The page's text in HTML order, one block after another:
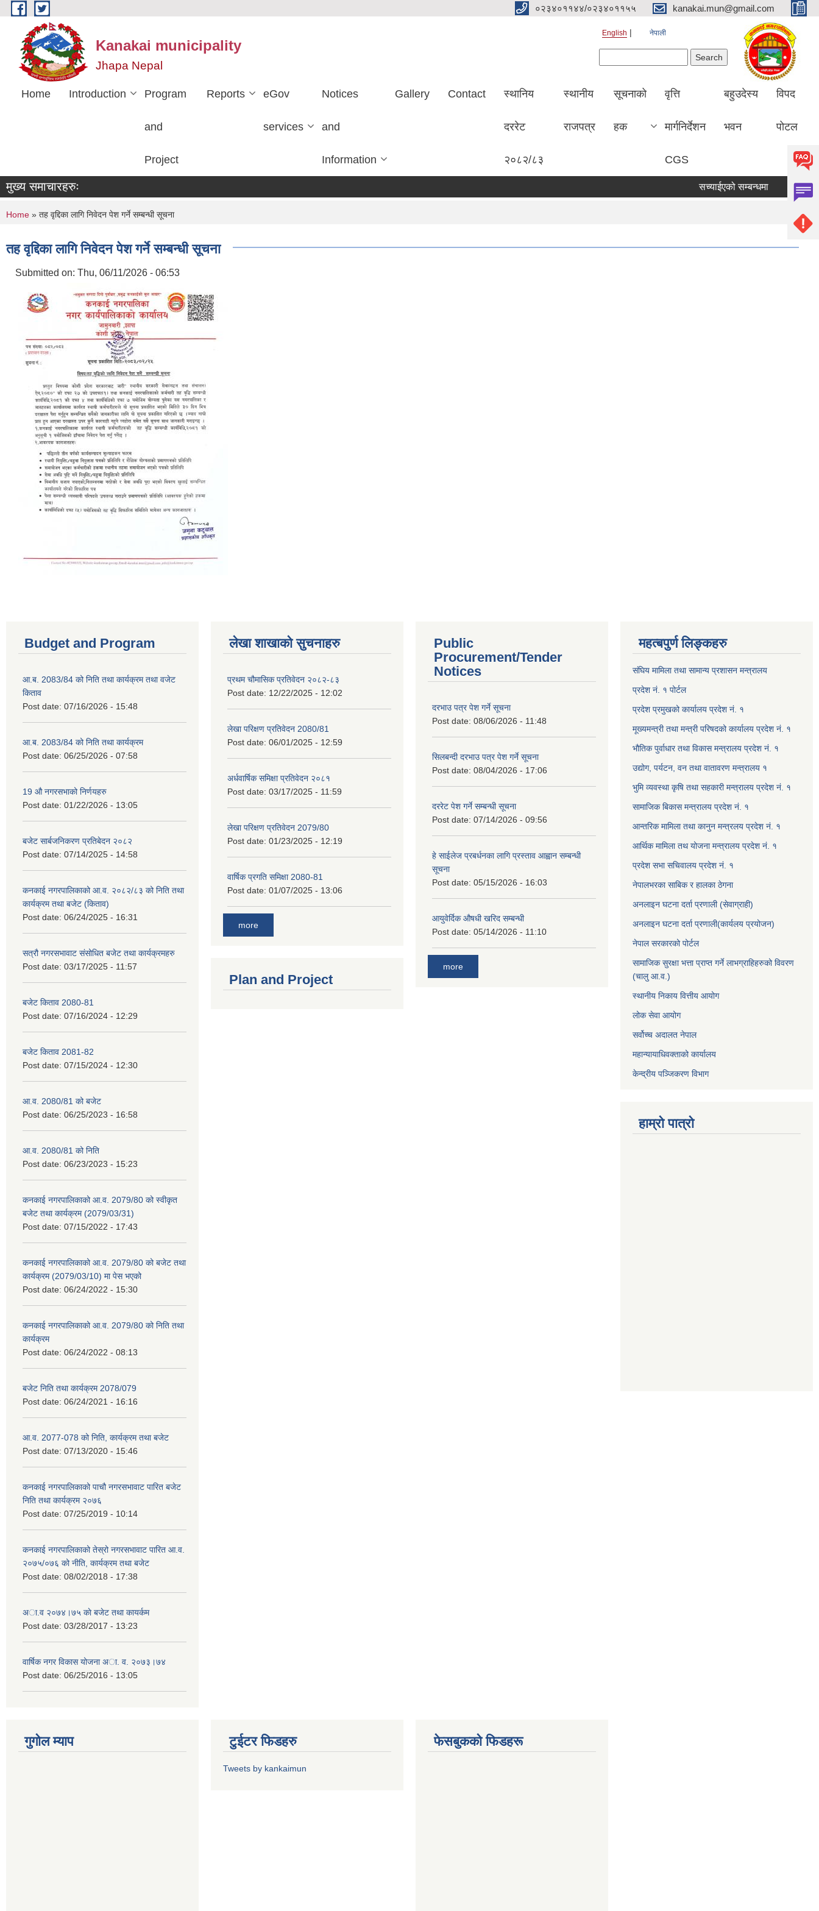
Skip to main content ०२३४०११४४/०२३४०११५५ kanakai.mun@gmail.com
Kanakai municipality
Jhapa Nepal
English नेपाली
Home Introduction Program
and
Project
Reports eGov
services
Notices
and
Information
Gallery Contact स्थानिय
दररेट
२०८२/८३
स्थानीय
राजपत्र
सूचनाको
हक
वृत्ति
मार्गनिर्देशन
CGS
बहुउदेस्य
भवन
विपद
पोटल
मुख्य समाचारहरुः सच्याईएको सम्बन्धमा दरभाउ पत्र
You are here
Home » तह वृद्दिका लागि निवेदन पेश गर्ने सम्बन्धी सूचना
तह वृद्दिका लागि निवेदन पेश गर्ने सम्बन्धी सूचना
Submitted on: Thu, 06/11/2026 - 06:53
Budget and Program
आ.ब. 2083/84 को निति तथा कार्यक्रम तथा वजेट
किताव
Post date: 07/16/2026 - 15:48
आ.ब. 2083/84 को निति तथा कार्यक्रम
Post date: 06/25/2026 - 07:58
19 औ नगरसभाको निर्णयहरु
Post date: 01/22/2026 - 13:05
बजेट सार्बजनिकरण प्रतिबेदन २०८२
Post date: 07/14/2025 - 14:58
कनकाई नगरपालिकाको आ.व. २०८२/८३ को निति तथा
कार्यक्रम तथा बजेट (किताव)
Post date: 06/24/2025 - 16:31
सत्रौ नगरसभावाट संसोधित बजेट तथा कार्यक्रमहरु
Post date: 03/17/2025 - 11:57
बजेट किताव 2080-81
Post date: 07/16/2024 - 12:29
बजेट किताव 2081-82
Post date: 07/15/2024 - 12:30
आ.व. 2080/81 को बजेट
Post date: 06/25/2023 - 16:58
आ.व. 2080/81 को निति
Post date: 06/23/2023 - 15:23
कनकाई नगरपालिकाको आ.व. 2079/80 को स्वीकृत
बजेट तथा कार्यक्रम (2079/03/31)
Post date: 07/15/2022 - 17:43
कनकाई नगरपालिकाको आ.व. 2079/80 को बजेट तथा
कार्यक्रम (2079/03/10) मा पेस भएको
Post date: 06/24/2022 - 15:30
कनकाई नगरपालिकाको आ.व. 2079/80 को निति तथा
कार्यक्रम
Post date: 06/24/2022 - 08:13
बजेट निति तथा कार्यक्रम 2078/079
Post date: 06/24/2021 - 16:16
आ.व. 2077-078 को निति, कार्यक्रम तथा बजेट
Post date: 07/13/2020 - 15:46
कनकाई नगरपालिकाको पाचौ नगरसभावाट पारित बजेट
निति तथा कार्यक्रम २०७६
Post date: 07/25/2019 - 10:14
कनकाई नगरपालिकाको तेस्रो नगरसभावाट पारित आ.व.
२०७५/०७६ को नीति, कार्यक्रम तथा बजेट
Post date: 08/02/2018 - 17:38
अा.व २०७४।७५ काे बजेट तथा कायर्कम
Post date: 03/28/2017 - 13:23
वार्षिक नगर विकास योजना अा. व. २०७३।७४
Post date: 06/25/2016 - 13:05
लेखा शाखाको सुचनाहरु
प्रथम चौमासिक प्रतिवेदन २०८२-८३
Post date: 12/22/2025 - 12:02
लेखा परिक्षण प्रतिवेदन 2080/81
Post date: 06/01/2025 - 12:59
अर्धवार्षिक समिक्षा प्रतिवेदन २०८१
Post date: 03/17/2025 - 11:59
लेखा परिक्षण प्रतिवेदन 2079/80
Post date: 01/23/2025 - 12:19
वार्षिक प्रगति समिक्षा 2080-81
Post date: 01/07/2025 - 13:06
more
Plan and Project
Public
Procurement/Tender
Notices
दरभाउ पत्र पेश गर्ने सूचना
Post date: 08/06/2026 - 11:48
सिलबन्दी दरभाउ पत्र पेश गर्ने सूचना
Post date: 08/04/2026 - 17:06
दररेट पेश गर्ने सम्बन्धी सूचना
Post date: 07/14/2026 - 09:56
हे साईलेज प्रबर्धनका लागि प्रस्ताव आह्वान सम्बन्धी
सूचना
Post date: 05/15/2026 - 16:03
आयुवेर्दिक औषधी खरिद सम्बन्धी
Post date: 05/14/2026 - 11:10
more
महत्बपुर्ण लिङ्कहरु
संघिय मामिला तथा सामान्य प्रशासन मन्त्रालय
प्रदेश नं. १ पोर्टल
प्रदेश प्रमुखको कार्यालय प्रदेश नं. १
मूख्यमन्त्री तथा मन्त्री परिषदको कार्यालय प्रदेश नं. १
भौतिक पुर्वाधार तथा विकास मन्त्रालय प्रदेश नं. १
उद्योग, पर्यटन, वन तथा वातावरण मन्त्रालय १
भुमि व्यवस्था कृषि तथा सहकारी मन्त्रालय प्रदेश नं. १
सामाजिक बिकास मन्त्रालय प्रदेश नं. १
आन्तरिक मामिला तथा कानुन मन्त्रलय प्रदेश नं. १
आर्थिक मामिला तथ योजना मन्त्रालय प्रदेश नं. १
प्रदेश सभा सचिवालय प्रदेश नं. १
नेपालभरका साबिक र हालका ठेगना
अनलाइन घटना दर्ता प्रणाली (सेवाग्राही)
अनलाइन घटना दर्ता प्रणाली(कार्यलय प्रयोजन)
नेपाल सरकारको पोर्टल
सामाजिक सुरक्षा भत्ता प्राप्त गर्ने लाभग्राहिहरुको विवरण
(चालु आ.व.)
स्थानीय निकाय वित्तीय आयोग
लोक सेवा आयोग
सर्वोच्च अदालत नेपाल
महान्यायाधिवक्ताको कार्यालय
केन्द्रीय पञ्जिकरण विभाग
हाम्रो पात्रो
गुगोल म्याप टुईटर फिडहरु
Tweets by kankaimun
फेसबुकको फिडहरू